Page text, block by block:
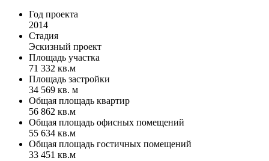
Год проекта
2014
Стадия
Эскизный проект
Площадь участка
71 332 кв.м
Площадь застройки
34 569 кв. м
Общая площадь квартир
56 862 кв.м
Общая площадь офисных помещений
55 634 кв.м
Общая площадь гостичных помещений
33 451 кв.м